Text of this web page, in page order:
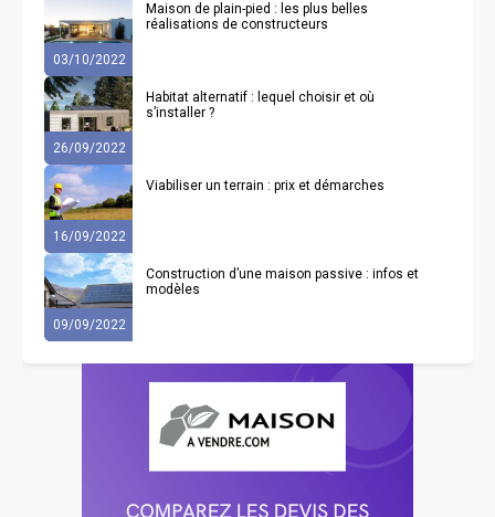
03/10/2022
Maison de plain-pied : les plus belles
réalisations de constructeurs
26/09/2022
Habitat alternatif : lequel choisir et où
s’installer ?
16/09/2022
Viabiliser un terrain : prix et démarches
09/09/2022
Construction d’une maison passive : infos et
modèles